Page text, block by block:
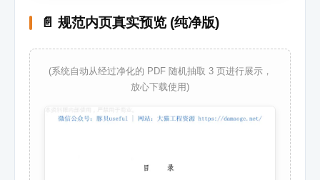
📄 规范内页真实预览 (纯净版)
(系统自动从经过净化的 PDF 随机抽取 3 页进行展示，
放心下载使用)